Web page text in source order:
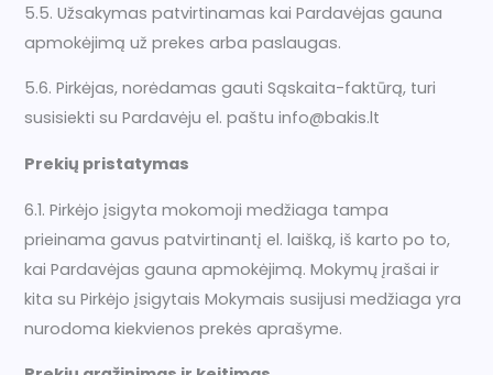
5.5. Užsakymas patvirtinamas kai Pardavėjas gauna
apmokėjimą už prekes arba paslaugas.
5.6. Pirkėjas, norėdamas gauti Sąskaita-faktūrą, turi
susisiekti su Pardavėju el. paštu info@bakis.lt
Prekių pristatymas
6.1. Pirkėjo įsigyta mokomoji medžiaga tampa
prieinama gavus patvirtinantį el. laišką, iš karto po to,
kai Pardavėjas gauna apmokėjimą. Mokymų įrašai ir
kita su Pirkėjo įsigytais Mokymais susijusi medžiaga yra
nurodoma kiekvienos prekės aprašyme.